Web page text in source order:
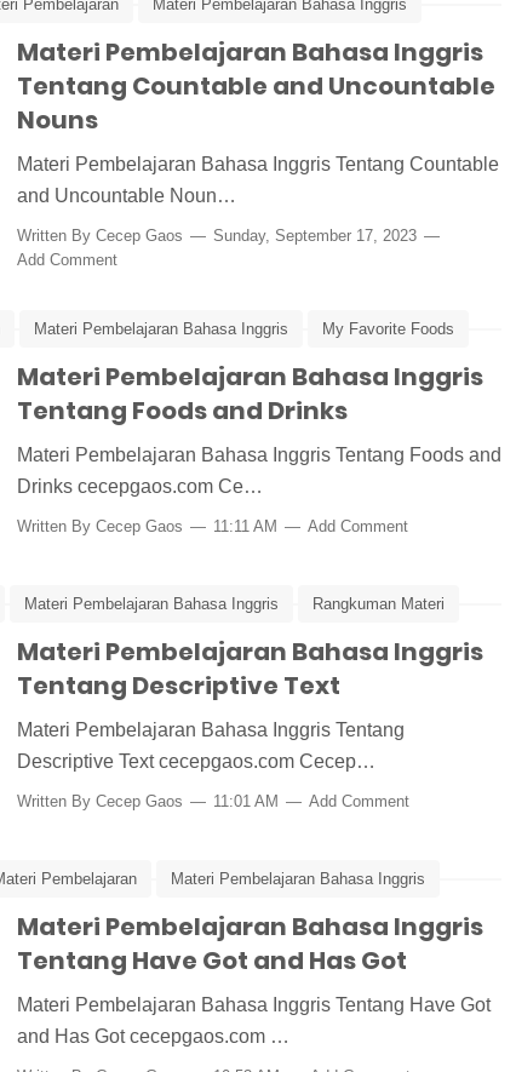
Pembelajaran Materi Pembelajaran Bahasa Inggris
Materi Pembelajaran Bahasa Inggris
Tentang Countable and Uncountable
Nouns
Materi Pembelajaran Bahasa Inggris Tentang Countable
and Uncountable Noun…
Written By Cecep Gaos
Sunday, September 17, 2023
Add Comment
Materi Pembelajaran Bahasa Inggris My Favorite Foods
Materi Pembelajaran Bahasa Inggris
Tentang Foods and Drinks
Materi Pembelajaran Bahasa Inggris Tentang Foods and
Drinks cecepgaos.com Ce…
Written By Cecep Gaos 11:11 AM Add Comment
Materi Pembelajaran Bahasa Inggris Rangkuman Materi
Materi Pembelajaran Bahasa Inggris
Tentang Descriptive Text
Materi Pembelajaran Bahasa Inggris Tentang
Descriptive Text cecepgaos.com Cecep…
Written By Cecep Gaos 11:01 AM Add Comment
Pembelajaran Materi Pembelajaran Bahasa Inggris
Materi Pembelajaran Bahasa Inggris
Tentang Have Got and Has Got
Materi Pembelajaran Bahasa Inggris Tentang Have Got
and Has Got cecepgaos.com …